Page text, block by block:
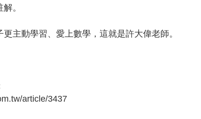
。
主動學習、愛上數學，這就是許大偉老師。
article/3437